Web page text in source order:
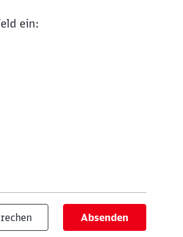
ein:
Absenden